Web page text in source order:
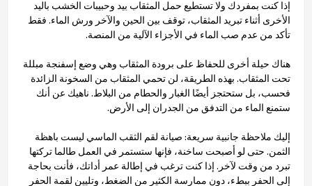
إذا كنت بمفردك ولا تستطيع حمل المثقاب بيد وحبيبات الخشب باليد
الأخرى أثناء تبريد المثقاب، توقف بين الحين والآخر ورش الماء. فقط
تأكد من عدم صب الماء في الأجزاء الآلية من المنصة.
هناك حيلة أخرى للحفاظ على برودة المثقاب وهي وضع إسفنجة مبللة
تحت المثقاب. بهذه الطريقة، لن تحمي المثقاب من السخونة الزائدة
فحسب، بل ستحتجز أيضًا الغبار والحطام من البلاط. ناهيك عن أنك
ستمنع الماء من التدفق من الجدران إلى الأرض.
إليك ملاحظة جانبية سريعة: صيانة لقم الثقب الماسي ليست باهظة
الثمن. حتى لو أصبحت ساخنة، فإنها ستستمر في العمل طالما تركتها
تبرد من وقت لآخر. إذا كنت ترغب في إطالة عمر أداتك، فأنت بحاجة
إلى الحفر ببطء، دون ممارسة الكثير من الضغط، وتليين لقمة الحفر